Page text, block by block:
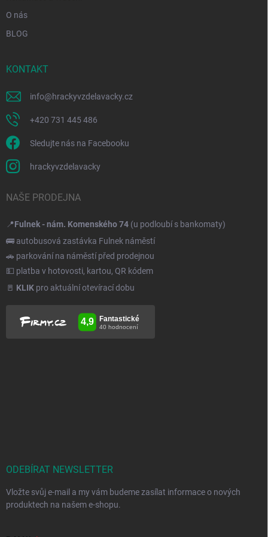
O nás
BLOG
KONTAKT
info@hrackyvzdelavacky.cz
+420 731 445 486
Sledujte nás na Facebooku
hrackyvzdelavacky
NAŠE PRODEJNA
📍Fulnek - nám. Komenského 74 (u podloubí s bankomaty)
🚌 autobusová zastávka Fulnek náměstí
🚗 parkování na náměstí před prodejnou
💵 platba v hotovosti, kartou, QR kódem
🚪 KLIK pro aktuální otevírací dobu
ODEBÍRAT NEWSLETTER
Vložte svůj e-mail a my vám budeme zasílat informace o nových
produktech na našem e-shopu.